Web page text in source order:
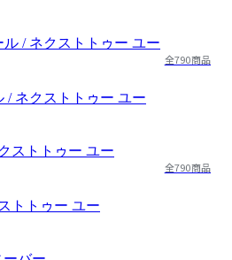
全790商品
/ ネクストトゥー ユー
全790商品
トトゥー ユー